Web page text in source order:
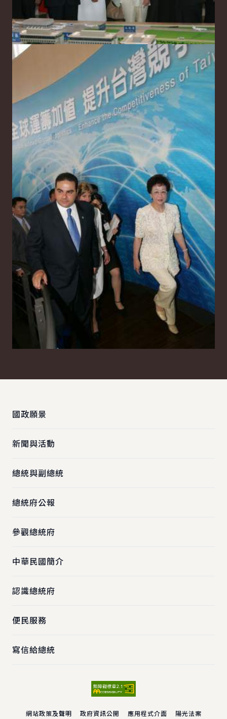
國政願景
新聞與活動
總統與副總統
總統府公報
參觀總統府
中華民國簡介
認識總統府
便民服務
寫信給總統
網站政策及聲明 政府資訊公開 應用程式介面 陽光法案